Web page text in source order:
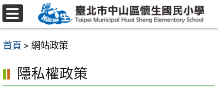
跳
至
要
容
首頁 > 網站政策
隱私權政策
選
單